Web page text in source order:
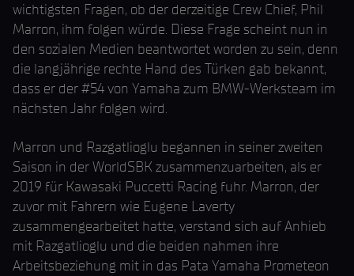
wichtigsten Fragen, ob der derzeitige Crew Chief, Phil
Marron, ihm folgen würde. Diese Frage scheint nun in
den sozialen Medien beantwortet worden zu sein, denn
die langjährige rechte Hand des Türken gab bekannt,
dass er der #54 von Yamaha zum BMW-Werksteam im
nächsten Jahr folgen wird.
Marron und Razgatlioglu begannen in seiner zweiten
Saison in der WorldSBK zusammenzuarbeiten, als er
2019 für Kawasaki Puccetti Racing fuhr. Marron, der
zuvor mit Fahrern wie Eugene Laverty
zusammengearbeitet hatte, verstand sich auf Anhieb
mit Razgatlioglu und die beiden nahmen ihre
Arbeitsbeziehung mit in das Pata Yamaha Prometeon